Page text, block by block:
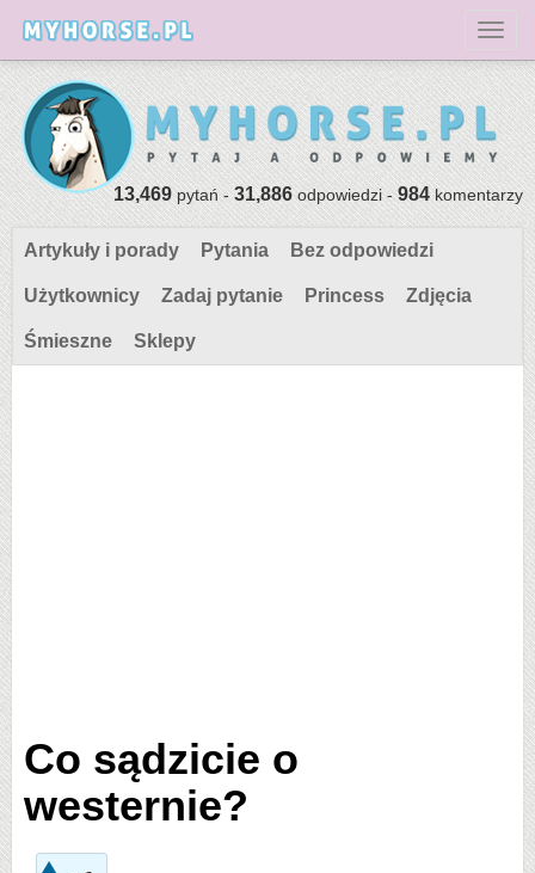
13,469pytań -31,886odpowiedzi -984komentarzy
Artykuły i porady Pytania Bez odpowiedzi
Użytkownicy Zadaj pytanie Princess Zdjęcia
Śmieszne Sklepy
Co sądzicie o
westernie?